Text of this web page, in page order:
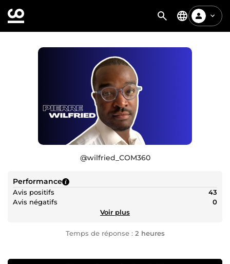
@wilfried_COM360
Performance
Avis positifs
43
Avis négatifs
0
Voir plus
Temps de réponse : 2 heures